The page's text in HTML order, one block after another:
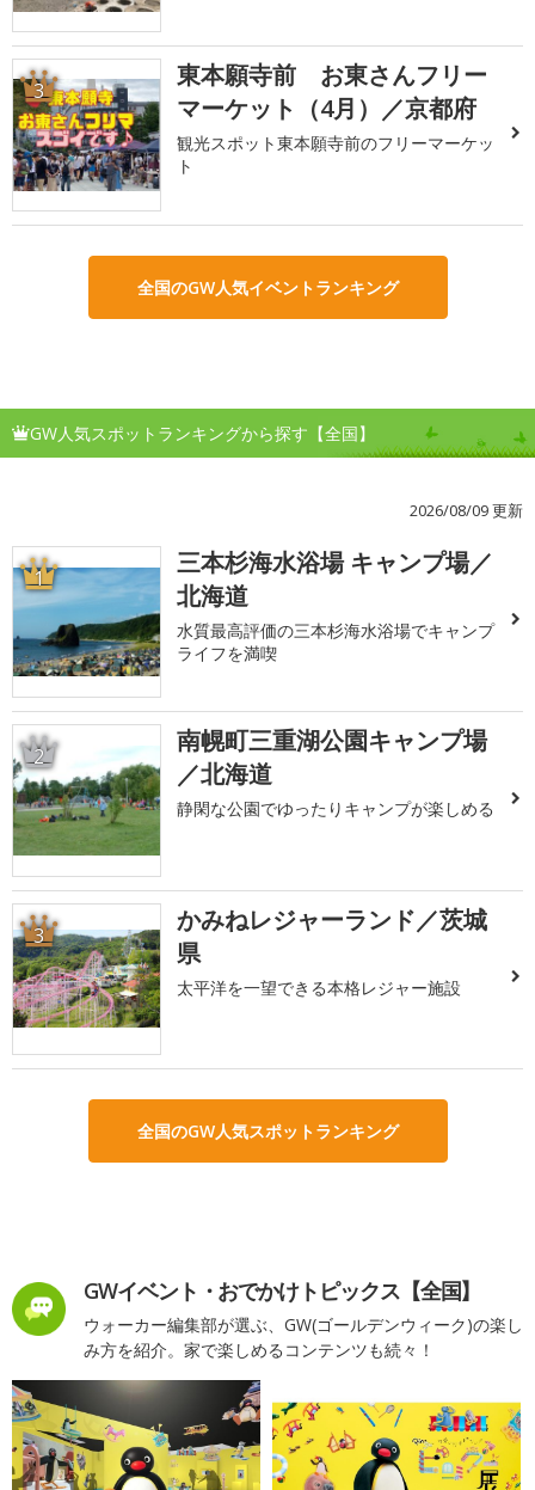
3
東本願寺前 お東さんフリー
マーケット（4月）／京都府
観光スポット東本願寺前のフリーマーケッ
ト
全国のGW人気イベントランキング
GW人気スポットランキングから探す【全国】
2026/08/09 更新
1
三本杉海水浴場 キャンプ場／
北海道
水質最高評価の三本杉海水浴場でキャンプ
ライフを満喫
2
南幌町三重湖公園キャンプ場
／北海道
静閑な公園でゆったりキャンプが楽しめる
3
かみねレジャーランド／茨城
県
太平洋を一望できる本格レジャー施設
全国のGW人気スポットランキング
GWイベント・おでかけトピックス【全国】
ウォーカー編集部が選ぶ、GW(ゴールデンウィーク)の楽し
み方を紹介。家で楽しめるコンテンツも続々！